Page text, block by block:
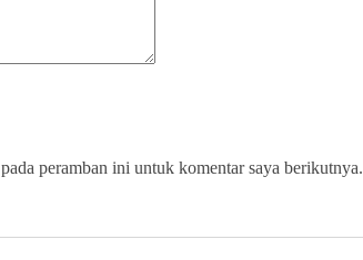
peramban ini untuk komentar saya berikutnya.